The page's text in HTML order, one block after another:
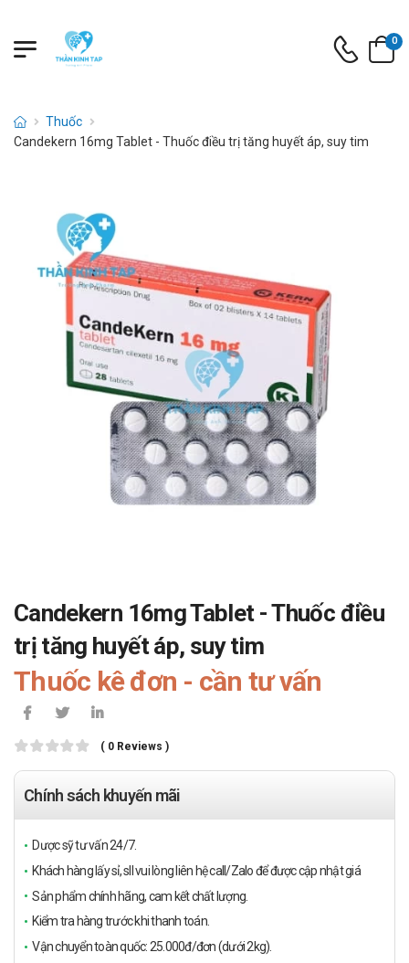
0
Thuốc
Candekern 16mg Tablet - Thuốc điều trị tăng huyết áp, suy tim
Candekern 16mg Tablet - Thuốc điều
trị tăng huyết áp, suy tim
Thuốc kê đơn - cần tư vấn
( 0 Reviews )
Chính sách khuyến mãi
Dược sỹ tư vấn 24/7.
Khách hàng lấy sỉ, sll vui lòng liên hệ call/Zalo để được cập nhật giá
Sản phẩm chính hãng, cam kết chất lượng.
Kiểm tra hàng trước khi thanh toán.
Vận chuyển toàn quốc: 25.000đ/đơn (dưới 2kg).